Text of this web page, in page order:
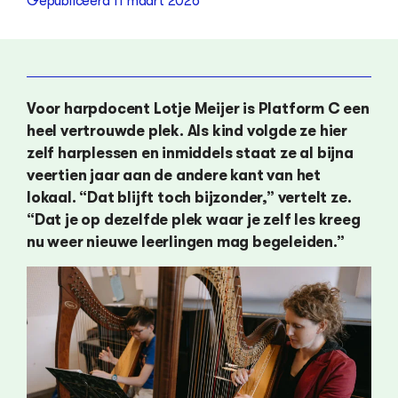
Voor harpdocent Lotje Meijer is Platform C een
heel vertrouwde plek. Als kind volgde ze hier
zelf harplessen en inmiddels staat ze al bijna
veertien jaar aan de andere kant van het
lokaal. “Dat blijft toch bijzonder,” vertelt ze.
“Dat je op dezelfde plek waar je zelf les kreeg
nu weer nieuwe leerlingen mag begeleiden.”